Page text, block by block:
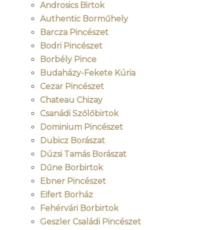
Androsics Birtok
Authentic Borműhely
Barcza Pincészet
Bodri Pincészet
Borbély Pince
Budaházy-Fekete Kúria
Cezar Pincészet
Chateau Chizay
Csanádi Szőlőbirtok
Dominium Pincészet
Dubicz Borászat
Dúzsi Tamás Borászat
Dűne Borbirtok
Ebner Pincészet
Eifert Borház
Fehérvári Borbirtok
Geszler Családi Pincészet